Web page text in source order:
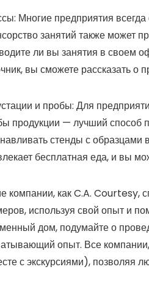
Многие предприятия
занятий также может
ли вы занятия в своем
вы сможете рассказать
и пробы: Для
продукции — лучший способ
стенды с образцами
бесплатная еда, и вы
компании, как C.A. Courtesy,
используя свой опыт и
дом, подумайте о
опыт. Все
с экскурсиями), позволяя